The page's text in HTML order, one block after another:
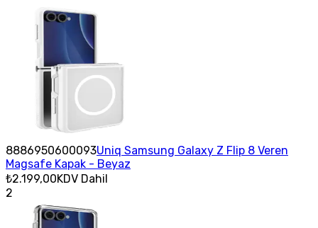
8886950600093Uniq Samsung Galaxy Z Flip 8 Veren
Magsafe Kapak - Beyaz
₺2.199,00KDV Dahil
2